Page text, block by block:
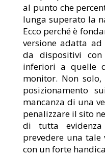
al punto che
lunga superato la
Ecco perché è
versione adatta ad
da dispositivi
inferiori a quelle
monitor. Non
posizionamento
mancanza di una
penalizzare il sito
di tutta
prevedere una
con un forte